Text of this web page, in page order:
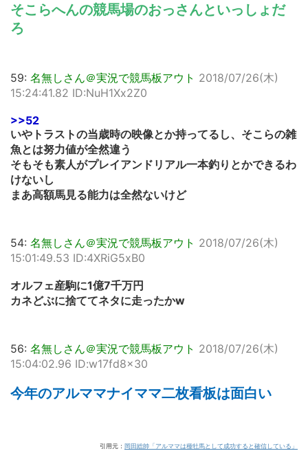
そこらへんの競馬場のおっさんといっしょだ
ろ
59: 名無しさん＠実況で競馬板アウト 2018/07/26(木)
15:24:41.82 ID:NuH1Xx2Z0
>>52
いやトラストの当歳時の映像とか持ってるし、そこらの雑
魚とは努力値が全然違う
そもそも素人がプレイアンドリアル一本釣りとかできるわ
けないし
まあ高額馬見る能力は全然ないけど
54: 名無しさん＠実況で競馬板アウト 2018/07/26(木)
15:01:49.53 ID:4XRiG5xB0
オルフェ産駒に1億7千万円
カネどぶに捨ててネタに走ったかw
56: 名無しさん＠実況で競馬板アウト 2018/07/26(木)
15:04:02.96 ID:w17fd8x30
今年のアルママナイママ二枚看板は面白い
引用元： 岡田総帥「アルママは種牡馬として成功すると確信している」